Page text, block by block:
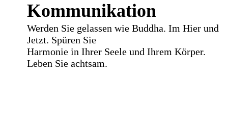
Kommunikation
Werden Sie gelassen wie Buddha. Im Hier und
Jetzt. Spüren Sie
Harmonie in Ihrer Seele und Ihrem Körper.
Leben Sie achtsam.